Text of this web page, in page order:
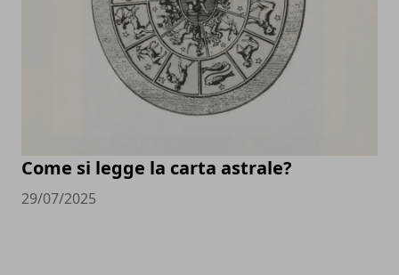
Come si legge la carta astrale?
29/07/2025